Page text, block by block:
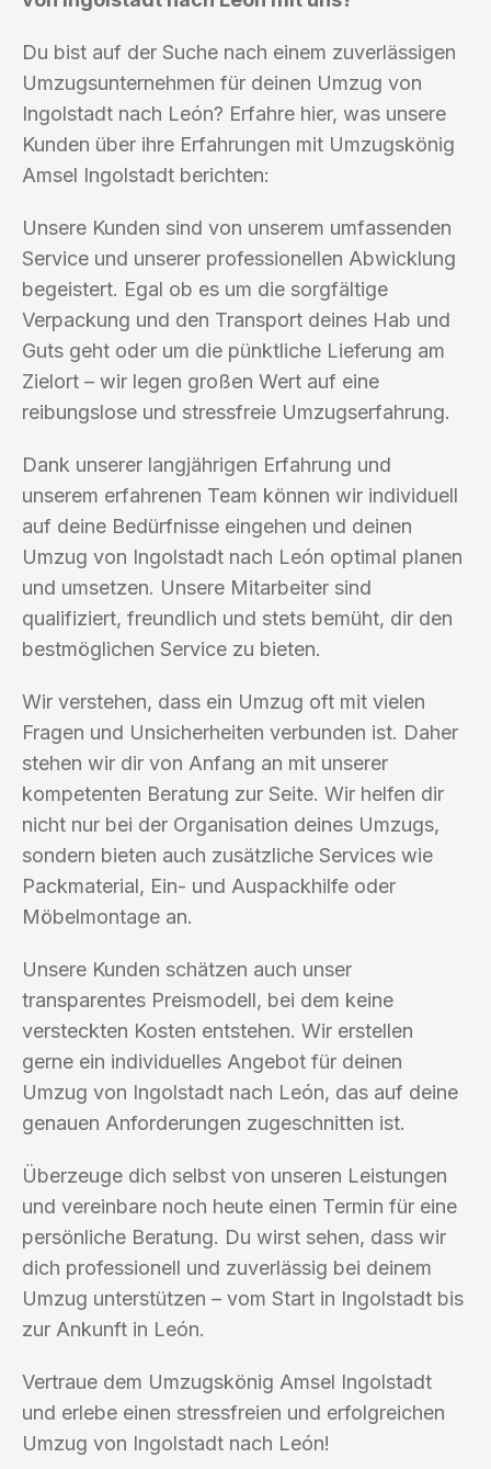
Du bist auf der Suche nach einem zuverlässigen
Umzugsunternehmen für deinen Umzug von
Ingolstadt nach León? Erfahre hier, was unsere
Kunden über ihre Erfahrungen mit Umzugskönig
Amsel Ingolstadt berichten:
Unsere Kunden sind von unserem umfassenden
Service und unserer professionellen Abwicklung
begeistert. Egal ob es um die sorgfältige
Verpackung und den Transport deines Hab und
Guts geht oder um die pünktliche Lieferung am
Zielort – wir legen großen Wert auf eine
reibungslose und stressfreie Umzugserfahrung.
Dank unserer langjährigen Erfahrung und
unserem erfahrenen Team können wir individuell
auf deine Bedürfnisse eingehen und deinen
Umzug von Ingolstadt nach León optimal planen
und umsetzen. Unsere Mitarbeiter sind
qualifiziert, freundlich und stets bemüht, dir den
bestmöglichen Service zu bieten.
Wir verstehen, dass ein Umzug oft mit vielen
Fragen und Unsicherheiten verbunden ist. Daher
stehen wir dir von Anfang an mit unserer
kompetenten Beratung zur Seite. Wir helfen dir
nicht nur bei der Organisation deines Umzugs,
sondern bieten auch zusätzliche Services wie
Packmaterial, Ein- und Auspackhilfe oder
Möbelmontage an.
Unsere Kunden schätzen auch unser
transparentes Preismodell, bei dem keine
versteckten Kosten entstehen. Wir erstellen
gerne ein individuelles Angebot für deinen
Umzug von Ingolstadt nach León, das auf deine
genauen Anforderungen zugeschnitten ist.
Überzeuge dich selbst von unseren Leistungen
und vereinbare noch heute einen Termin für eine
persönliche Beratung. Du wirst sehen, dass wir
dich professionell und zuverlässig bei deinem
Umzug unterstützen – vom Start in Ingolstadt bis
zur Ankunft in León.
Vertraue dem Umzugskönig Amsel Ingolstadt
und erlebe einen stressfreien und erfolgreichen
Umzug von Ingolstadt nach León!